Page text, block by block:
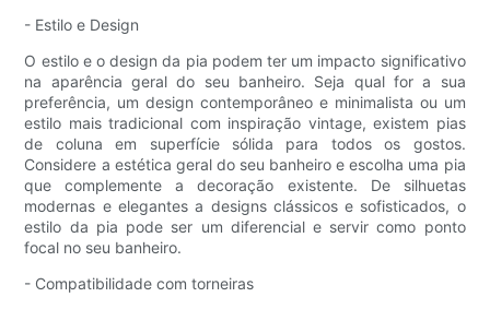
- Estilo e Design
O estilo e o design da pia podem ter um impacto significativo
na aparência geral do seu banheiro. Seja qual for a sua
preferência, um design contemporâneo e minimalista ou um
estilo mais tradicional com inspiração vintage, existem pias
de coluna em superfície sólida para todos os gostos.
Considere a estética geral do seu banheiro e escolha uma pia
que complemente a decoração existente. De silhuetas
modernas e elegantes a designs clássicos e sofisticados, o
estilo da pia pode ser um diferencial e servir como ponto
focal no seu banheiro.
- Compatibilidade com torneiras